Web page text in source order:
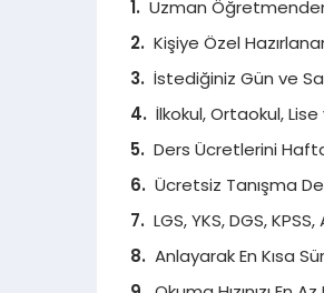
Uzman
Kişiye Özel
İstediğiniz Gün ve
İlkokul, Ortaokul,
Ders Ücretlerini
Ücretsiz Tanışma
LGS, YKS, DGS,
Anlayarak En Kısa